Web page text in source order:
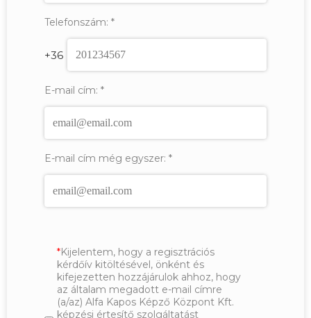
Telefonszám: *
+36
E-mail cím: *
E-mail cím még egyszer: *
Kijelentem, hogy a regisztrációs
kérdőív kitöltésével, önként és
kifejezetten hozzájárulok ahhoz, hogy
az általam megadott e-mail címre
(a/az) Alfa Kapos Képző Központ Kft.
képzési értesítő szolgáltatást